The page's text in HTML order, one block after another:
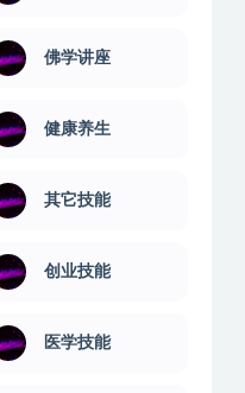
佛学讲座
健康养生
其它技能
创业技能
医学技能